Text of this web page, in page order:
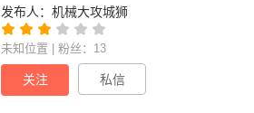
发布人：机械大攻城狮
未知位置 | 粉丝：13
关注 私信